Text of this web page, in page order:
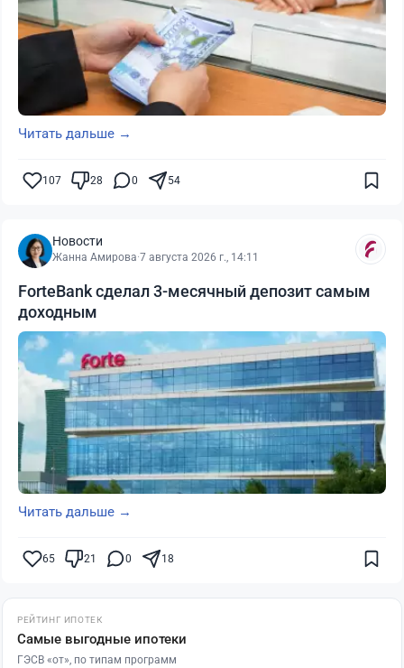
Читать дальше →
107 28 0 54
Новости
Жанна Амирова·7 августа 2026 г., 14:11
ForteBank сделал 3-месячный депозит самым
доходным
Читать дальше →
65 21 0 18
РЕЙТИНГ ИПОТЕК
Самые выгодные ипотеки
ГЭСВ «от», по типам программ